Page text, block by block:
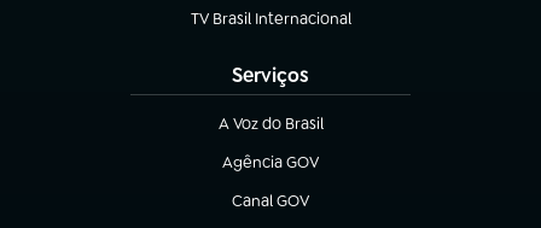
TV Brasil Internacional
(abre em nova aba)
Serviços
A Voz do Brasil
(abre em nova aba)
Agência GOV
(abre em nova aba)
Canal GOV
(abre em nova aba)